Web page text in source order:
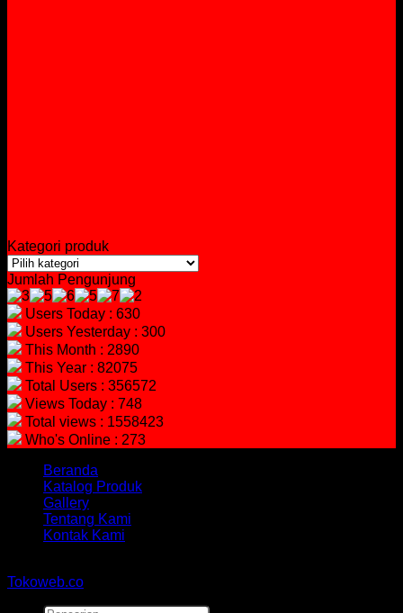
Kategori produk
Jumlah Pengunjung
Users Today : 630
Users Yesterday : 300
This Month : 2890
This Year : 82075
Total Users : 356572
Views Today : 748
Total views : 1558423
Who's Online : 273
Beranda
Katalog Produk
Gallery
Tentang Kami
Kontak Kami
Tokoweb.co